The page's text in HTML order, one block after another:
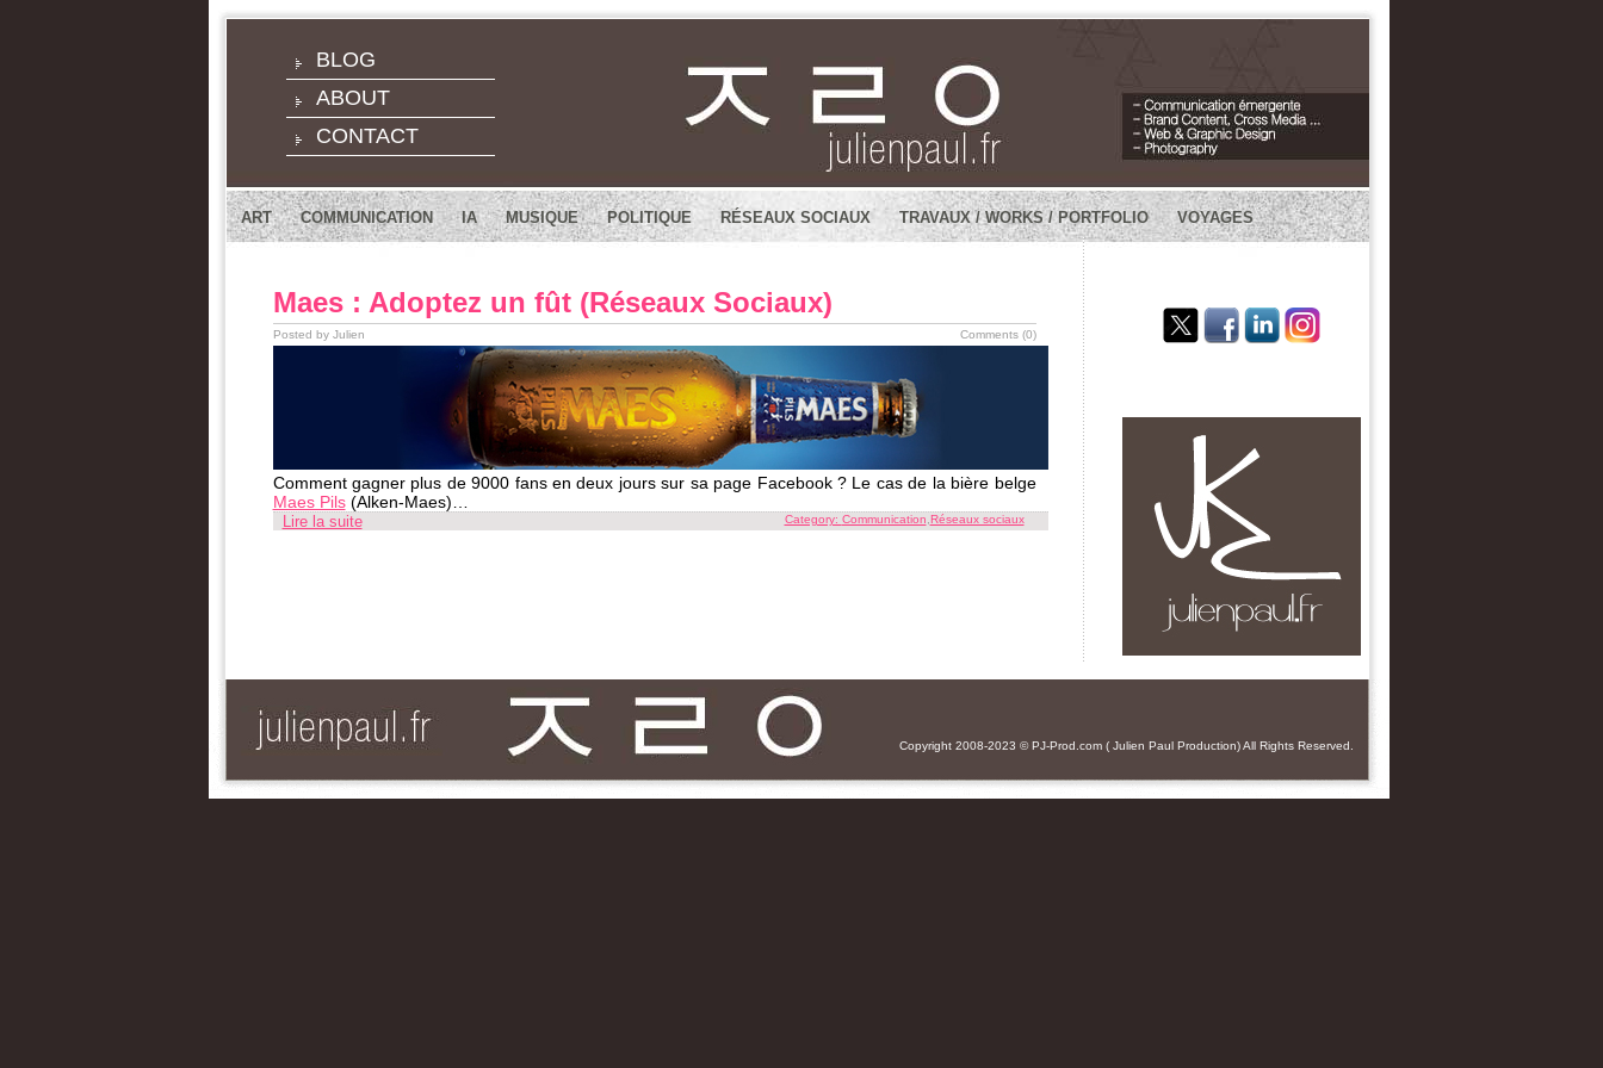
BLOG
ABOUT
CONTACT
ART COMMUNICATION IA MUSIQUE POLITIQUE RÉSEAUX SOCIAUX TRAVAUX / WORKS / PORTFOLIO VOYAGES
Maes : Adoptez un fût (Réseaux Sociaux)
Posted by Julien Comments (0)
Comment gagner plus de 9000 fans en deux jours sur sa page Facebook ? Le cas de la bière belge
Maes Pils(Alken-Maes)…
Lire la suite Category: Communication Réseaux sociaux
Copyright 2008-2023 ©PJ-Prod.com( Julien PaulProduction) All Rights Reserved.